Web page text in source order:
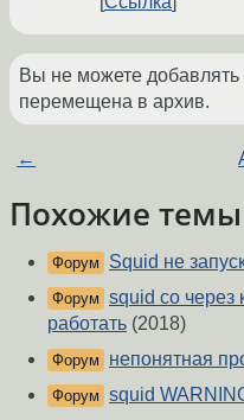
Вы не можете добавлять
перемещена в архив.
←
Похожие темы
Форум Squid не
Форум squid со через
работать (2018)
Форум непонятная
Форум squid